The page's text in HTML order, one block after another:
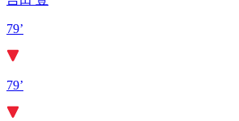
79’
79’